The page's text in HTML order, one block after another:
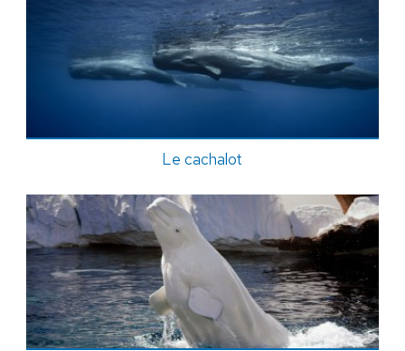
Le cachalot